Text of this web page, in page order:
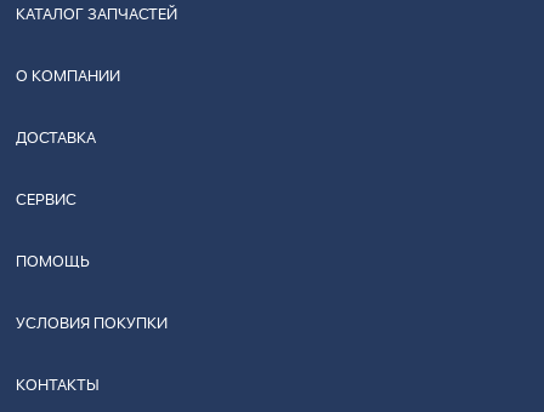
КАТАЛОГ ЗАПЧАСТЕЙ
О КОМПАНИИ
ДОСТАВКА
СЕРВИС
ПОМОЩЬ
УСЛОВИЯ ПОКУПКИ
КОНТАКТЫ